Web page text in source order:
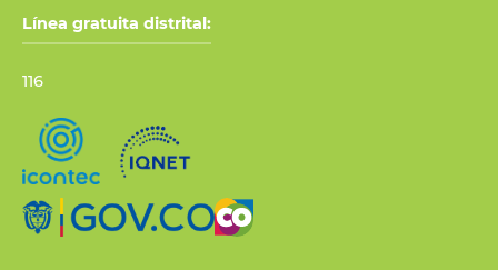
Línea gratuita distrital:
116